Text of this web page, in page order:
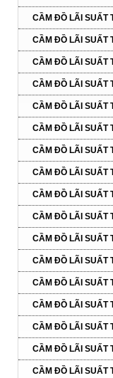
CẦM ĐỒ LÃI SUẤT
CẦM ĐỒ LÃI SUẤT
CẦM ĐỒ LÃI SUẤT
CẦM ĐỒ LÃI SUẤT
CẦM ĐỒ LÃI SUẤT
CẦM ĐỒ LÃI SUẤT
CẦM ĐỒ LÃI SUẤT
CẦM ĐỒ LÃI SUẤT
CẦM ĐỒ LÃI SUẤT
CẦM ĐỒ LÃI SUẤT
CẦM ĐỒ LÃI SUẤT
CẦM ĐỒ LÃI SUẤT
CẦM ĐỒ LÃI SUẤT
CẦM ĐỒ LÃI SUẤT
CẦM ĐỒ LÃI SUẤT
CẦM ĐỒ LÃI SUẤT
CẦM ĐỒ LÃI SUẤT